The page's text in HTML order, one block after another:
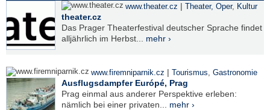
www.theater.cz | Theater, Oper, Kultur
theater.cz
Das Prager Theaterfestival deutscher Sprache findet
alljährlich im Herbst... mehr ›
www.firemniparnik.cz | Tourismus, Gastronomie
Ausflugsdampfer Európé, Prag
Prag einmal aus anderer Perspektive erleben:
nämlich bei einer privaten... mehr ›